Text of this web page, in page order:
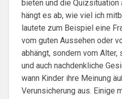
bieten und die Quizsituation
hängt es ab, wie viel ich
lautete zum Beispiel eine
vom guten Aussehen oder
abhängt, sondern vom Alter,
und auch nachdenkliche
wann Kinder ihre Meinung
Verunsicherung aus. Einige